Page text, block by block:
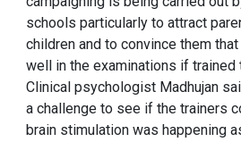
schools particularly to attract
children and to convince them
well in the examinations if trained
Clinical psychologist Madhujan
a challenge to see if the trainers
brain stimulation was happening